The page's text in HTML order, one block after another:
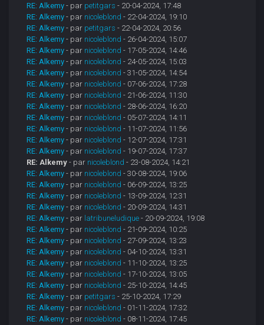
RE: Alkemy - par petitgars - 20-04-2024, 17:48
RE: Alkemy - par nicoleblond - 22-04-2024, 19:10
RE: Alkemy - par petitgars - 22-04-2024, 20:56
RE: Alkemy - par nicoleblond - 26-04-2024, 15:07
RE: Alkemy - par nicoleblond - 17-05-2024, 14:46
RE: Alkemy - par nicoleblond - 24-05-2024, 15:03
RE: Alkemy - par nicoleblond - 31-05-2024, 14:54
RE: Alkemy - par nicoleblond - 07-06-2024, 17:28
RE: Alkemy - par nicoleblond - 21-06-2024, 11:30
RE: Alkemy - par nicoleblond - 28-06-2024, 16:20
RE: Alkemy - par nicoleblond - 05-07-2024, 14:11
RE: Alkemy - par nicoleblond - 11-07-2024, 11:56
RE: Alkemy - par nicoleblond - 12-07-2024, 17:31
RE: Alkemy - par nicoleblond - 19-07-2024, 17:37
RE: Alkemy - par nicoleblond - 23-08-2024, 14:21
RE: Alkemy - par nicoleblond - 30-08-2024, 19:06
RE: Alkemy - par nicoleblond - 06-09-2024, 13:25
RE: Alkemy - par nicoleblond - 13-09-2024, 12:31
RE: Alkemy - par nicoleblond - 20-09-2024, 14:31
RE: Alkemy - par latribuneludique - 20-09-2024, 19:08
RE: Alkemy - par nicoleblond - 21-09-2024, 10:25
RE: Alkemy - par nicoleblond - 27-09-2024, 13:23
RE: Alkemy - par nicoleblond - 04-10-2024, 13:31
RE: Alkemy - par nicoleblond - 11-10-2024, 13:25
RE: Alkemy - par nicoleblond - 17-10-2024, 13:05
RE: Alkemy - par nicoleblond - 25-10-2024, 14:45
RE: Alkemy - par petitgars - 25-10-2024, 17:29
RE: Alkemy - par nicoleblond - 01-11-2024, 17:32
RE: Alkemy - par nicoleblond - 08-11-2024, 17:45